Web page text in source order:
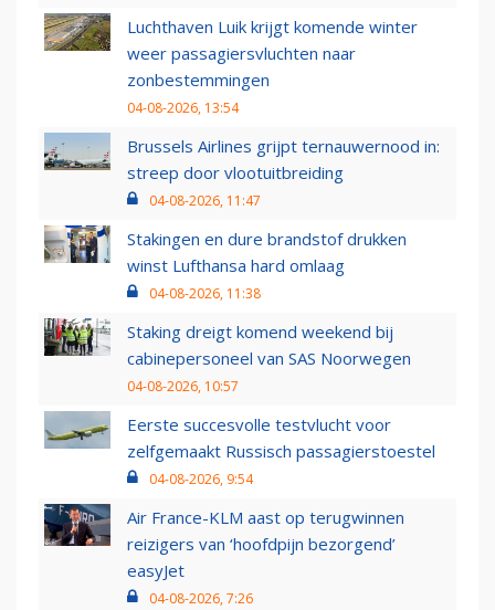
Luchthaven Luik krijgt komende winter
weer passagiersvluchten naar
zonbestemmingen
04-08-2026, 13:54
Brussels Airlines grijpt ternauwernood in:
streep door vlootuitbreiding
04-08-2026, 11:47
Stakingen en dure brandstof drukken
winst Lufthansa hard omlaag
04-08-2026, 11:38
Staking dreigt komend weekend bij
cabinepersoneel van SAS Noorwegen
04-08-2026, 10:57
Eerste succesvolle testvlucht voor
zelfgemaakt Russisch passagierstoestel
04-08-2026, 9:54
Air France-KLM aast op terugwinnen
reizigers van ‘hoofdpijn bezorgend’
easyJet
04-08-2026, 7:26